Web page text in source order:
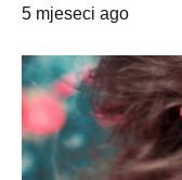
5 mjeseci ago